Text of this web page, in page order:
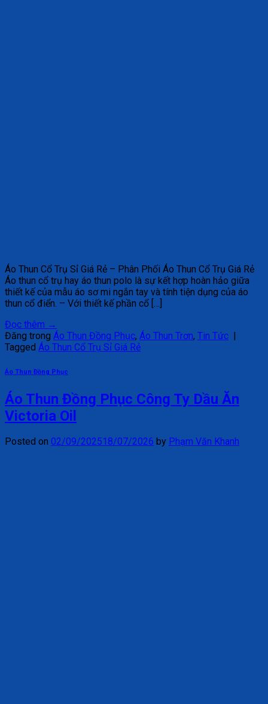
Áo Thun Cổ Trụ Sỉ Giá Rẻ – Phân Phối Áo Thun Cổ Trụ Giá Rẻ
Áo thun cổ trụ hay áo thun polo là sự kết hợp hoàn hảo giữa
thiết kế của mẫu áo sơ mi ngắn tay và tính tiện dụng của áo
thun cổ điển. – Với thiết kế phần cổ […]
Đọc thêm →
Đăng trong Áo Thun Đồng Phục, Áo Thun Trơn, Tin Tức |
Tagged Áo Thun Cổ Trụ Sỉ Giá Rẻ
Áo Thun Đồng Phục
Áo Thun Đồng Phục Công Ty Dầu Ăn
Victoria Oil
Posted on 02/09/202518/07/2026 by Phạm Văn Khanh